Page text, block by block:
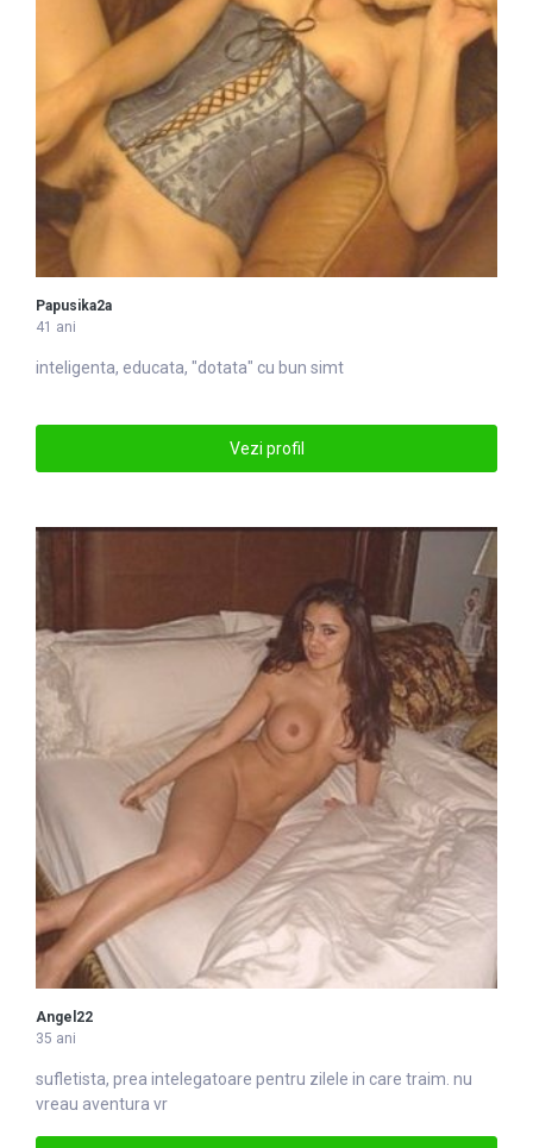
Papusika2a
41 ani
inteligenta, educata, "dotata" cu bun simt
Vezi profil
Angel22
35 ani
sufletista, prea intelegatoare pentru zilele in care traim. nu
vreau aventura vr